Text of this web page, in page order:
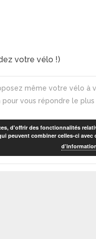
votre vélo !)
d'offrir des fonctionnalités
peuvent combiner celles-ci